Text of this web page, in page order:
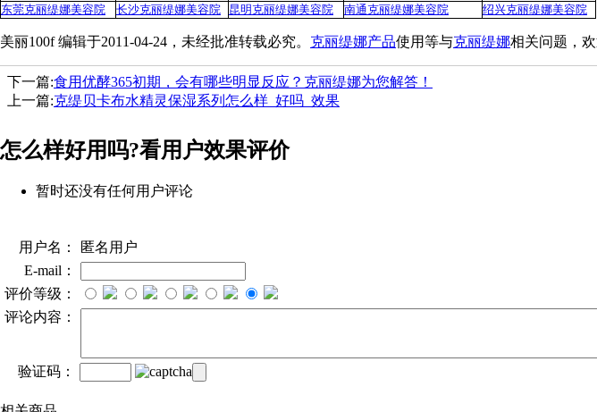
东莞克丽缇娜美容院
长沙克丽缇娜美容院 昆明克丽缇娜美容院 南通克丽缇娜美容院 绍兴克丽缇娜美容院
美丽100f 编辑于2011-04-24，未经批准转载必究。 克丽缇娜产品使用等与克丽缇娜相关问题，
下一篇:食用优酵365初期，会有哪些明显反应？克丽缇娜为您解答！
上一篇:克缇贝卡布水精灵保湿系列怎么样_好吗_效果
怎么样好用吗?看用户效果评价
暂时还没有任何用户评论
用户名：
匿名用户
E-mail：
评价等级：
评论内容：
验证码：